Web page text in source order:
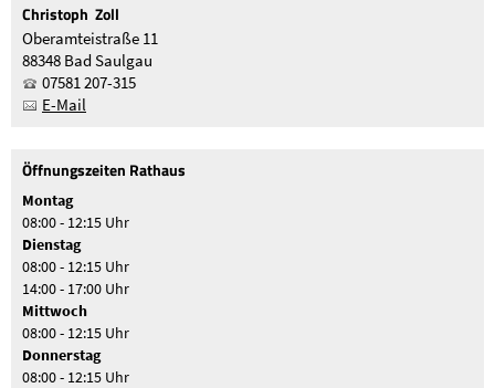
Christoph Zoll
Oberamteistraße 11
88348 Bad Saulgau
07581 207-315
E-Mail
Öffnungszeiten Rathaus
Montag
08:00 - 12:15 Uhr
Dienstag
08:00 - 12:15 Uhr
14:00 - 17:00 Uhr
Mittwoch
08:00 - 12:15 Uhr
Donnerstag
08:00 - 12:15 Uhr